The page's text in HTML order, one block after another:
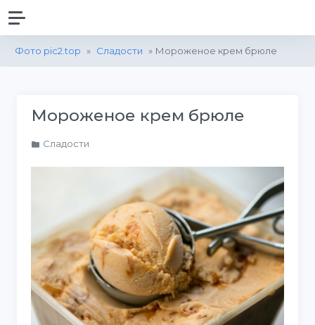
Фото pic2.top » Сладости » Мороженое крем брюле
Мороженое крем брюле
Сладости